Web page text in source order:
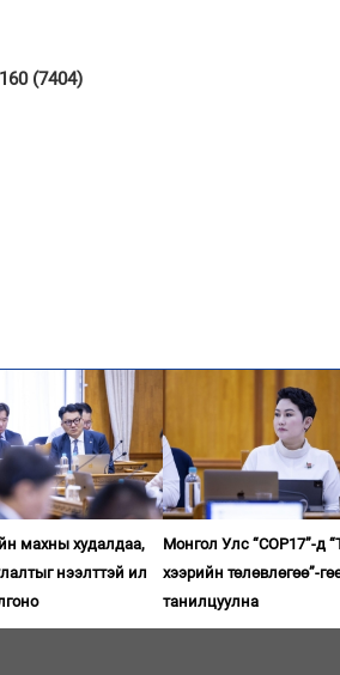
(7404)
махны худалдаа,
нээлттэй ил
Монгол Улс “COP17”-д
хээрийн төлөвлөгөө”-
танилцуулна